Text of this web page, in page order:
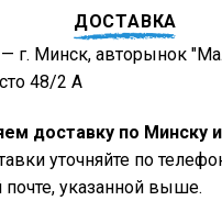
ДОСТАВКА
— г. Минск, авторынок
48/2 А
доставку по Минску
уточняйте по
почте, указанной выше.